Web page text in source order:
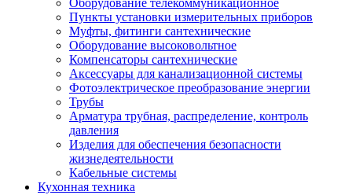
Оборудование телекоммуникационное
Пункты установки измерительных приборов
Муфты, фитинги сантехнические
Оборудование высоковольтное
Компенсаторы сантехнические
Аксессуары для канализационной системы
Фотоэлектрическое преобразование энергии
Трубы
Арматура трубная, распределение, контроль
давления
Изделия для обеспечения безопасности
жизнедеятельности
Кабельные системы
Кухонная техника